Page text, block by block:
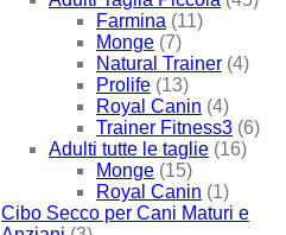
Farmina (11)
Monge (7)
Natural Trainer (4)
Prolife (13)
Royal Canin (4)
Trainer Fitness3 (6)
Adulti tutte le taglie (16)
Monge (15)
Royal Canin (1)
Cibo Secco per Cani Maturi e